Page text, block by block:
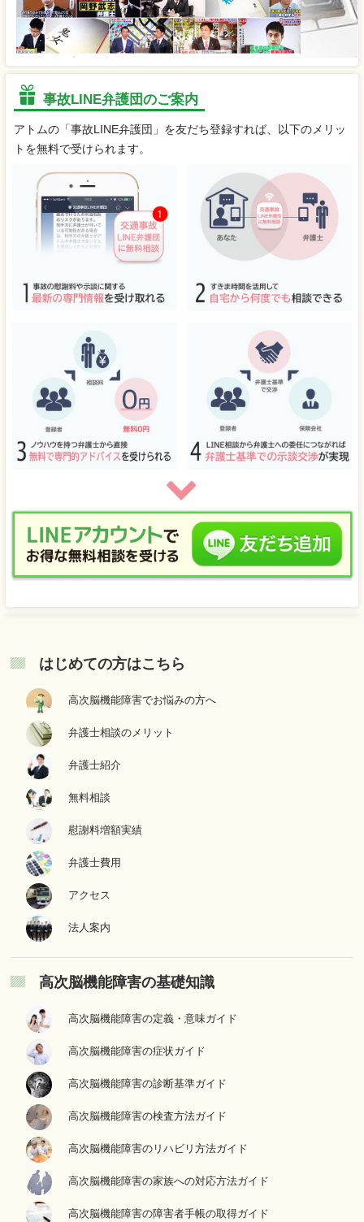
事故LINE弁護団のご案内
アトムの「事故LINE弁護団」を友だち登録すれば、以下のメリッ
トを無料で受けられます。
はじめての方はこちら
高次脳機能障害でお悩みの方へ
弁護士相談のメリット
弁護士紹介
無料相談
慰謝料増額実績
弁護士費用
アクセス
法人案内
高次脳機能障害の基礎知識
高次脳機能障害の定義・意味ガイド
高次脳機能障害の症状ガイド
高次脳機能障害の診断基準ガイド
高次脳機能障害の検査方法ガイド
高次脳機能障害のリハビリ方法ガイド
高次脳機能障害の家族への対応方法ガイド
高次脳機能障害の障害者手帳の取得ガイド